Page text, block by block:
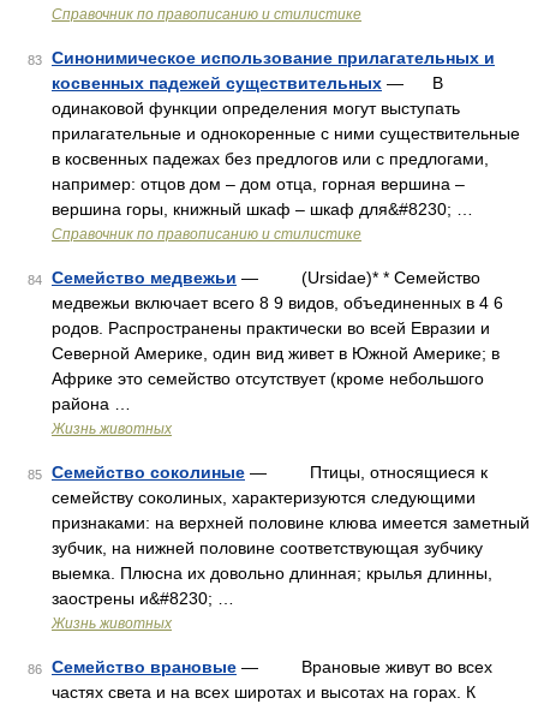
Справочник по правописанию и стилистике
83
Синонимическое использование прилагательных и
косвенных падежей существительных — В
одинаковой функции определения могут выступать
прилагательные и однокоренные с ними существительные
в косвенных падежах без предлогов или с предлогами,
например: отцов дом – дом отца, горная вершина –
вершина горы, книжный шкаф – шкаф для&#8230; …
Справочник по правописанию и стилистике
84 Семейство медвежьи — (Ursidae)* * Семейство
медвежьи включает всего 8 9 видов, объединенных в 4 6
родов. Распространены практически во всей Евразии и
Северной Америке, один вид живет в Южной Америке; в
Африке это семейство отсутствует (кроме небольшого
района …
Жизнь животных
85 Семейство соколиные — Птицы, относящиеся к
семейству соколиных, характеризуются следующими
признаками: на верхней половине клюва имеется заметный
зубчик, на нижней половине соответствующая зубчику
выемка. Плюсна их довольно длинная; крылья длинны,
заострены и&#8230; …
Жизнь животных
86 Семейство врановые — Врановые живут во всех
частях света и на всех широтах и высотах на горах. К